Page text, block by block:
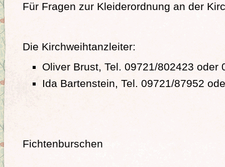
Für Fragen zur Kleiderordnung an der
Die Kirchweihtanzleiter:
Oliver Brust, Tel. 09721/802423 oder
Ida Bartenstein, Tel. 09721/87952
Fichtenburschen